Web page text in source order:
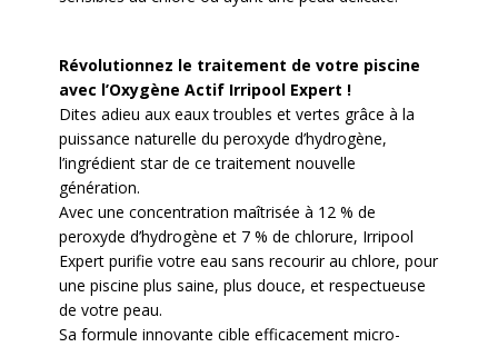
Révolutionnez le traitement de votre piscine
avec l’Oxygène Actif Irripool Expert !
Dites adieu aux eaux troubles et vertes grâce à la
puissance naturelle du peroxyde d’hydrogène,
l’ingrédient star de ce traitement nouvelle
génération.
Avec une concentration maîtrisée à 12 % de
peroxyde d’hydrogène et 7 % de chlorure, Irripool
Expert purifie votre eau sans recourir au chlore, pour
une piscine plus saine, plus douce, et respectueuse
de votre peau.
Sa formule innovante cible efficacement micro-